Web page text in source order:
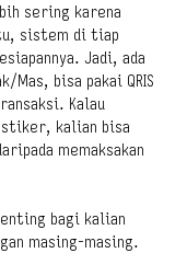
sering karena
sistem di tiap
Jadi, ada
Mas, bisa pakai QRIS
Kalau
stiker, kalian bisa
memaksakan
bagi kalian
masing-masing.